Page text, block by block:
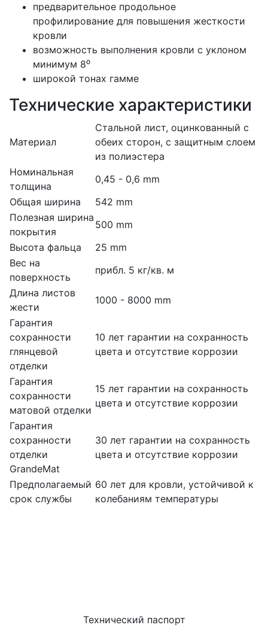
предварительное продольное
профилирование для повышения жесткости
кровли
возможность выполнения кровли с уклоном
минимум 8⁰
широкой тонах гамме
Технические характеристики
Материал
Стальной лист, оцинкованный с
обеих сторон, с защитным слоем
из полиэстера
Номинальная
толщина
0,45 - 0,6 mm
Общая ширина
542 mm
Полезная ширина
покрытия
500 mm
Высота фальца
25 mm
Вес на
поверхность
прибл. 5 кг/кв. м
Длина листов
жести
1000 - 8000 mm
Гарантия
сохранности
глянцевой
отделки
10 лет гарантии на сохранность
цвета и отсутствие коррозии
Гарантия
сохранности
матовой отделки
15 лет гарантии на сохранность
цвета и отсутствие коррозии
Гарантия
сохранности
отделки
GrandeMat
30 лет гарантии на сохранность
цвета и отсутствие коррозии
Предполагаемый
срок службы
60 лет для кровли, устойчивой к
колебаниям температуры
Технический паспорт